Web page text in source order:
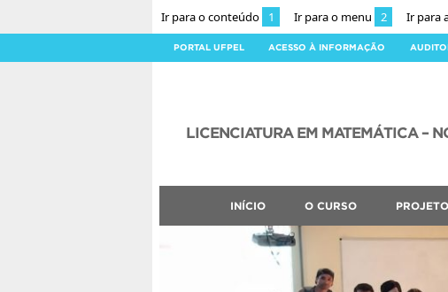
Ir para o conteúdo 1 Ir para o menu 2 Ir para
PORTAL UFPEL ACESSO À INFORMAÇÃO
LICENCIATURA EM MATEMÁTICA –
INÍCIO O CURSO